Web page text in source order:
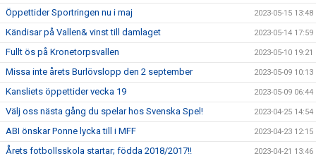
Öppettider Sportringen nu i maj 2023-05-15 13:48
Kändisar på Vallen& vinst till damlaget 2023-05-14 17:59
Fullt ös på Kronetorpsvallen 2023-05-10 19:21
Missa inte årets Burlövslopp den 2 september 2023-05-09 10:13
Kansliets öppettider vecka 19 2023-05-09 06:44
Välj oss nästa gång du spelar hos Svenska Spel! 2023-04-25 14:54
ABI önskar Ponne lycka till i MFF 2023-04-23 12:15
Årets fotbollsskola startar; födda 2018/2017!! 2023-04-21 13:46